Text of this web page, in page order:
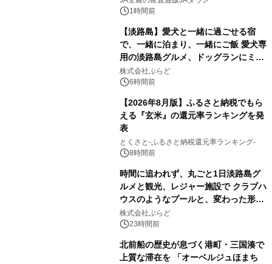
1時間前
【淡路島】愛犬と一緒に過ごせる宿
で、一緒に泊まり、一緒にご飯 愛犬専
用の淡路島グルメ、ドッグランにミニ
プール グランピングとトレーラーハウ
スの2施設で
株式会社ぷらど
6時間前
【2026年8月版】ふるさと納税でもら
える『玄米』の還元率ランキングを発
表
とくさと-ふるさと納税還元率ランキング-
8時間前
時間に追われず、丸ごと1日淡路島グ
ルメと観光、レジャー施設で クラブハ
ウスのようなプールと、変わった形の
サウナも 「THE BOXY AWAJI」のお
得な素泊まり連泊プランで
株式会社ぷらど
23時間前
北前船の歴史が息づく港町・三国湊で
上質な滞在を 「オーベルジュほまち